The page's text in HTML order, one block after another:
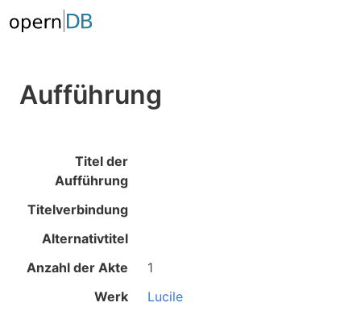
Aufführung
Titel der
Aufführung
Titelverbindung
Alternativtitel
Anzahl der Akte
1
Werk
Lucile